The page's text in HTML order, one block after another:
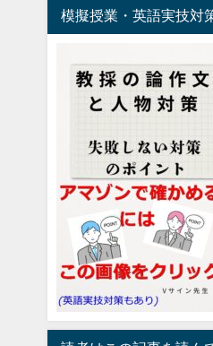
模擬授業・英語実技対